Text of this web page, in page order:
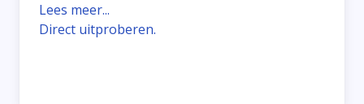
Lees meer...
Direct uitproberen.